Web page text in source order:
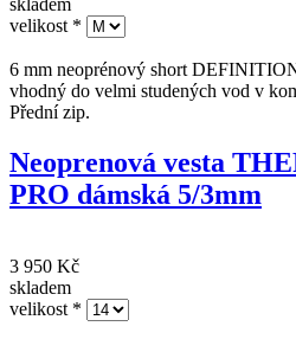
skladem
velikost*
6 mm neoprénový short
vhodný do velmi studených vod v
Přední zip.
PRO dámská 5/3mm